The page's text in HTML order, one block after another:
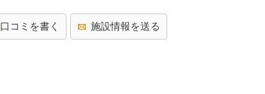
口コミを書く 施設情報を送る